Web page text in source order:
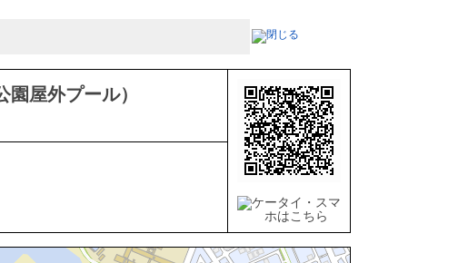
屋外プール）